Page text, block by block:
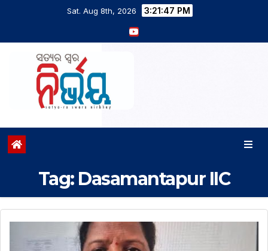
Sat. Aug 8th, 2026 3:21:48 PM
Tag: Dasamantapur IIC